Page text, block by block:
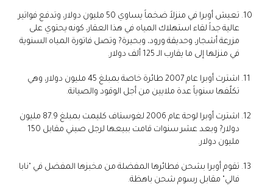
تعيش أوبرا في منزلاً ضخماً يساوي 50 مليون دولار، وتدفع فواتير
عالية جداً لقاء استهلاك المياه في هذا العقار، كونه يحتوي على
مزرعة أشجار، وحديقة ورود، وبحيرة? وتصل فاتورة المياه السنوية
في منزلها إلى ما يقارب الـ 125 ألف دولار.
اشترت أوبرا عام 2007 طائرة خاصة بمبلغ 45 مليون دولار، وهي
تكلّفها سنوياً عدة ملايين من أجل الوقود والصيانة.
اشترت أوبرا لوحة عام 2006 لغوستاف كليمت بمبلغ 87.9 مليون
دولار? وبعد عشر سنوات قامت ببيعها لرجل صيني مقابل 150
مليون دولار.
تقوم أوبرا بشحن فطائرها المفضلة من مخبزها المفضل في "نابا
فالي" مقابل رسوم شحن باهظة.